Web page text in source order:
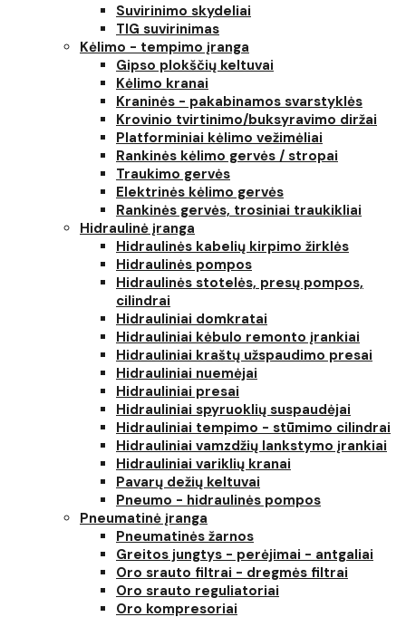
Suvirinimo skydeliai
TIG suvirinimas
Kėlimo - tempimo įranga
Gipso plokščių keltuvai
Kėlimo kranai
Kraninės - pakabinamos svarstyklės
Krovinio tvirtinimo/buksyravimo diržai
Platforminiai kėlimo vežimėliai
Rankinės kėlimo gervės / stropai
Traukimo gervės
Elektrinės kėlimo gervės
Rankinės gervės, trosiniai traukikliai
Hidraulinė įranga
Hidraulinės kabelių kirpimo žirklės
Hidraulinės pompos
Hidraulinės stotelės, presų pompos,
cilindrai
Hidrauliniai domkratai
Hidrauliniai kėbulo remonto įrankiai
Hidrauliniai kraštų užspaudimo presai
Hidrauliniai nuemėjai
Hidrauliniai presai
Hidrauliniai spyruoklių suspaudėjai
Hidrauliniai tempimo - stūmimo cilindrai
Hidrauliniai vamzdžių lankstymo įrankiai
Hidrauliniai variklių kranai
Pavarų dežių keltuvai
Pneumo - hidraulinės pompos
Pneumatinė įranga
Pneumatinės žarnos
Greitos jungtys - perėjimai - antgaliai
Oro srauto filtrai - dregmės filtrai
Oro srauto reguliatoriai
Oro kompresoriai